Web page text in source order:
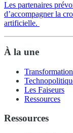
Les partenaires
d’accompagner la
artificielle.
À la une
Les Faiseurs
Ressources
Ressources